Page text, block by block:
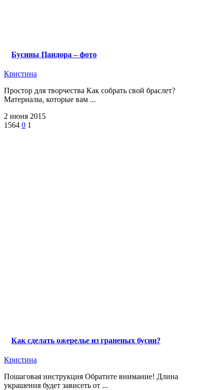
Бусины Пандора – фото
Кристина
Простор для творчества Как собрать свой браслет?
Материалы, которые вам ...
2 июня 2015
1564 0 1
Как сделать ожерелье из граненых бусин?
Кристина
Пошаговая инструкция Обратите внимание! Длина
украшения будет зависеть от ...